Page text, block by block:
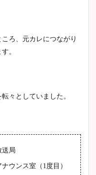
像まとめ！同期や実家に
萌々アナのカップ画像や
唯の太ってた時の体重が
ろ、元カレにつながり
。
々としていました。
送局
ウンス室（1度目）